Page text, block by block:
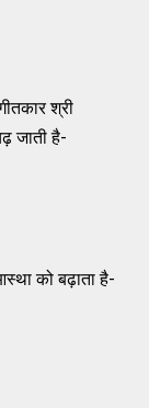
श्री
जाती है-
को बढ़ाता है-